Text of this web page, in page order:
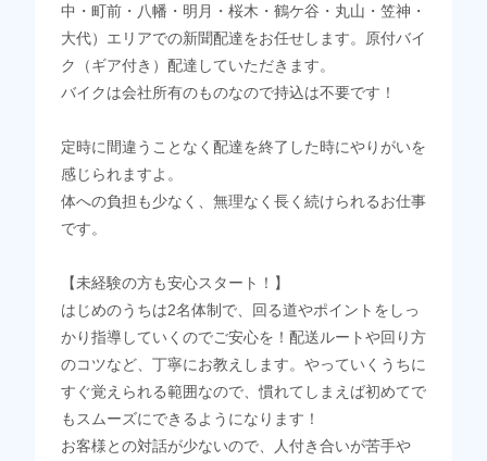
中・町前・八幡・明月・桜木・鶴ケ谷・丸山・笠神・
大代）エリアでの新聞配達をお任せします。原付バイ
ク（ギア付き）配達していただきます。
バイクは会社所有のものなので持込は不要です！
定時に間違うことなく配達を終了した時にやりがいを
感じられますよ。
体への負担も少なく、無理なく長く続けられるお仕事
です。
【未経験の方も安心スタート！】
はじめのうちは2名体制で、回る道やポイントをしっ
かり指導していくのでご安心を！配送ルートや回り方
のコツなど、丁寧にお教えします。やっていくうちに
すぐ覚えられる範囲なので、慣れてしまえば初めてで
もスムーズにできるようになります！
お客様との対話が少ないので、人付き合いが苦手や